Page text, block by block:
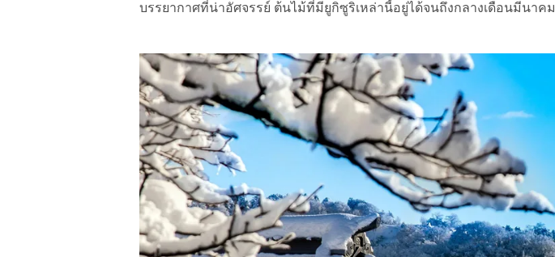
บรรยากาศที่น่าอัศจรรย์ ต้นไม้ที่มียูกิซูริเหล่านี้อยู่ได้จนถึงกลางเดือนมีนาคม